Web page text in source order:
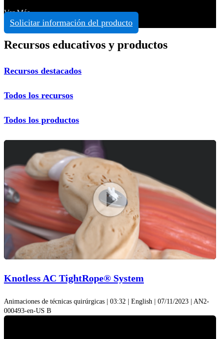
Ver Más
Solicitar información del producto
Recursos educativos y productos
Recursos destacados
Todos los recursos
Todos los productos
Play
Video
Knotless AC TightRope® System
Animaciones de técnicas quirúrgicas | 03:32 | English | 07/11/2023 | AN2-
000493-en-US B